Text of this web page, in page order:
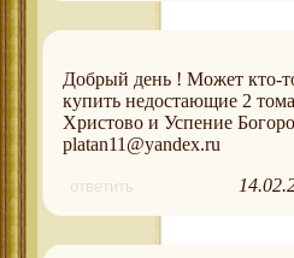
Добрый день ! Может кто-
купить недостающие 2
Христово и Успение
platan11@yandex.ru
ответить